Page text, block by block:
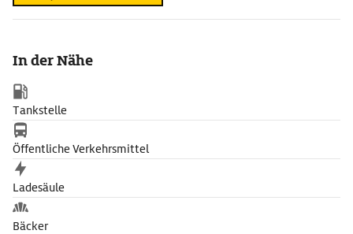
In der Nähe
Tankstelle
Öffentliche Verkehrsmittel
Ladesäule
Bäcker